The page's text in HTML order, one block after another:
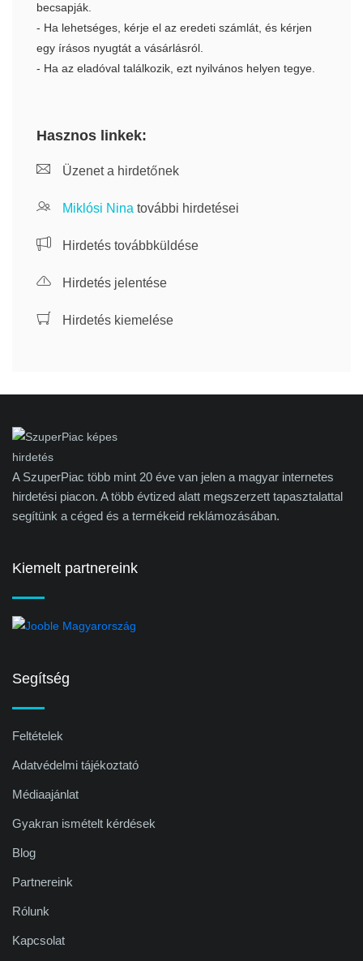
becsapják.
- Ha lehetséges, kérje el az eredeti számlát, és kérjen
egy írásos nyugtát a vásárlásról.
- Ha az eladóval találkozik, ezt nyilvános helyen tegye.
Hasznos linkek:
Üzenet a hirdetőnek
Miklósi Nina további hirdetései
Hirdetés továbbküldése
Hirdetés jelentése
Hirdetés kiemelése
A SzuperPiac több mint 20 éve van jelen a magyar internetes
hirdetési piacon. A több évtized alatt megszerzett tapasztalattal
segítünk a céged és a termékeid reklámozásában.
Kiemelt partnereink
Segítség
Feltételek
Adatvédelmi tájékoztató
Médiaajánlat
Gyakran ismételt kérdések
Blog
Partnereink
Rólunk
Kapcsolat